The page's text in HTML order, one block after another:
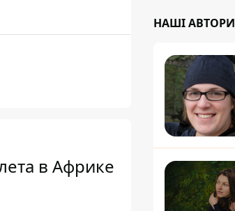
в Африке
НАШІ АВТОРИ